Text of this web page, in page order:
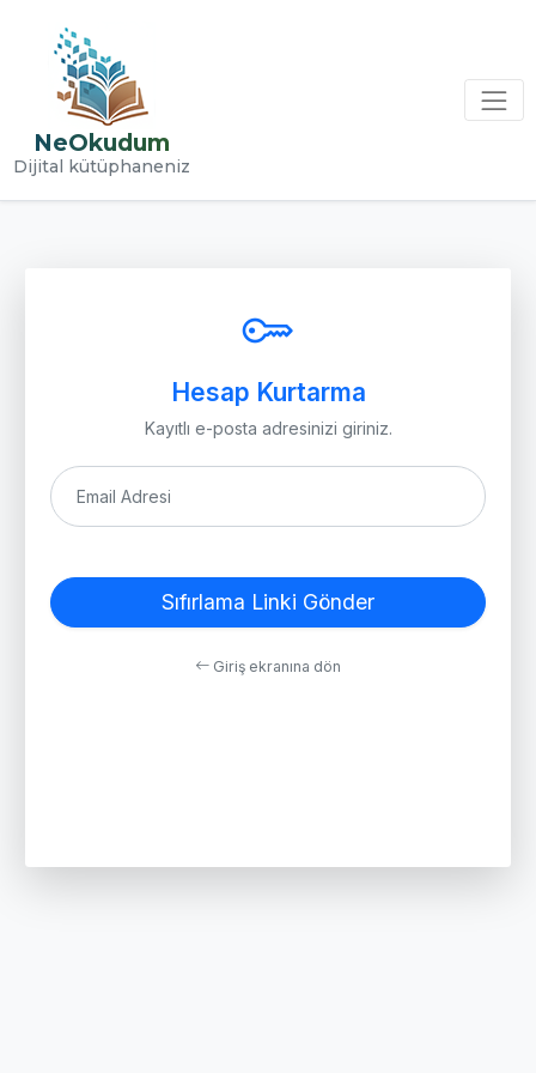
NeOkudum
Dijital kütüphaneniz
Hesap Kurtarma
Kayıtlı e-posta adresinizi giriniz.
Email Adresi
Sıfırlama Linki Gönder
Giriş ekranına dön